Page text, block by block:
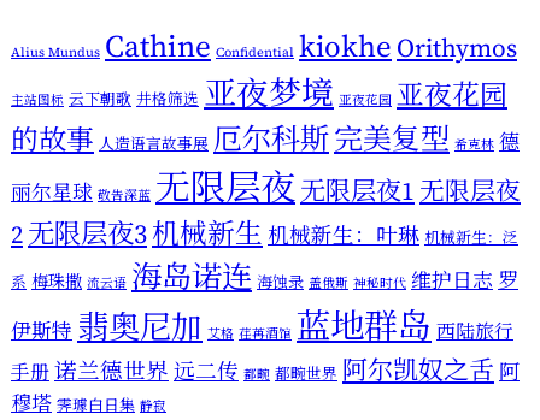
Alius Mundus Cathine Confidential kiokhe Orithymos
主站图标 云下朝歌 井格筛选 亚夜梦境 亚夜花园 亚夜花园
的故事 人造语言故事展 厄尔科斯完美复型 希克林 德
丽尔星球 敬告深蓝 无限层夜无限层夜1 无限层夜
2无限层夜3机械新生 机械新生：叶琳 机械新生：泛
系 梅珠撒 流云语 海岛诺连 海蚀录 盖俄斯 神秘时代 维护日志 罗
伊斯特 翡奥尼加 艾格 荏苒酒馆 蓝地群岛 西陆旅行
手册诺兰德世界 远二传 都畹 都畹世界 阿尔凯奴之舌 阿
穆塔 霁璩白日集 静寂